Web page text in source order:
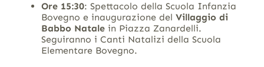
Ore 15:30: Spettacolo della Scuola Infanzia
Bovegno e inaugurazione del Villaggio di
Babbo Natalein Piazza Zanardelli.
Seguiranno i Canti Natalizi della Scuola
Elementare Bovegno.